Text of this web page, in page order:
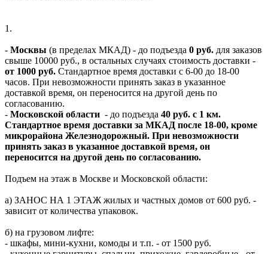
1.
- Москвы (в пределах МКАД) - до подъезда 0 руб. для заказов
свыше 10000 руб., в остальных случаях стоимость доставки -
от 1000 руб. Стандартное время доставки с 6-00 до 18-00
часов. При невозможности принять заказ в указанное
доставкой время, он переносится на другой день по
согласованию.
- Московской области - до подъезда 40 руб. с 1 км.
Стандартное время доставки за МКАД после 18-00, кроме
микрорайона Железнодорожный. При невозможности
принять заказ в указанное доставкой время, он
переносится на другой день по согласованию.
Подъем на этаж в Москве и Московской области:
а) ЗАНОС НА 1 ЭТАЖ жилых и частных домов от 600 руб. -
зависит от количества упаковок.
б) на грузовом лифте:
- шкафы, мини-кухни, комоды и т.п. - от 1500 руб.